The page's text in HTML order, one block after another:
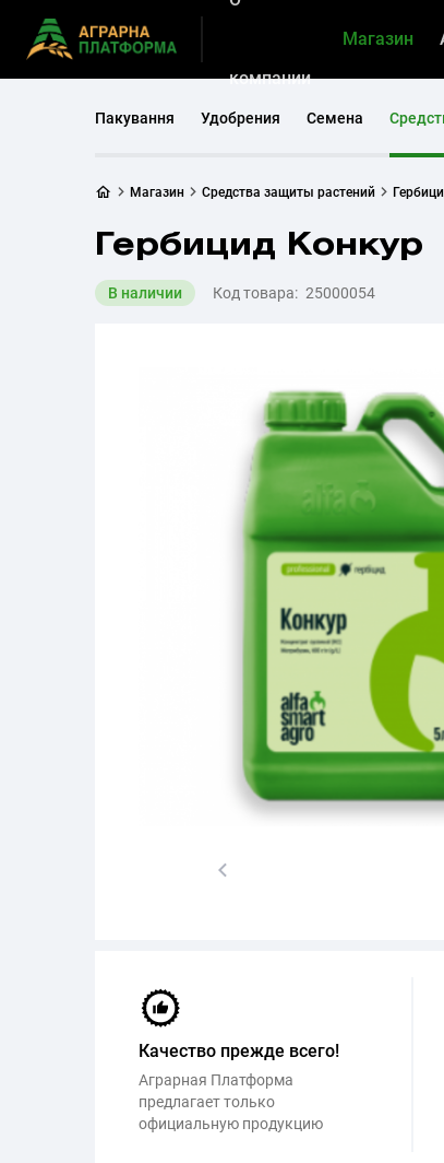
компании
Магазин
Пакування Удобрения Семена
Магазин Средства защиты растений
Гербицид Конкур
В наличии Код товара: 25000054
Качество прежде всего!
Аграрная Платформа
предлагает только
официальную продукцию